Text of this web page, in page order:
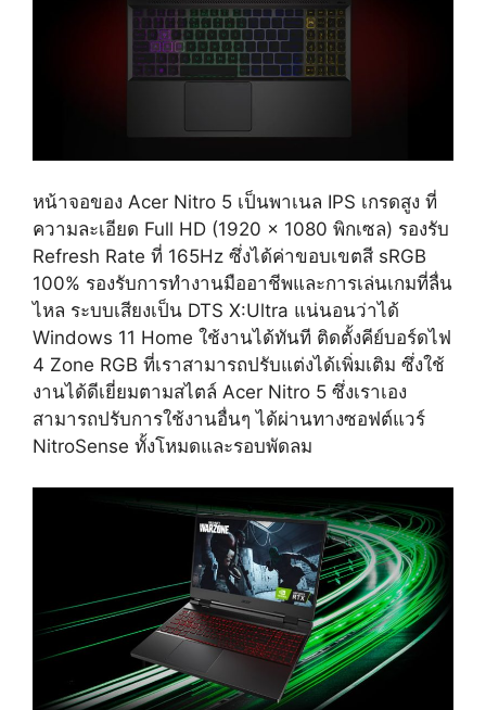
หน้าจอของ Acer Nitro 5 เป็นพาเนล IPS เกรดสูง ที่
ความละเอียด Full HD (1920 x 1080 พิกเซล) รองรับ
Refresh Rate ที่ 165Hz ซึ่งได้ค่าขอบเขตสี sRGB
100% รองรับการทำงานมืออาชีพและการเล่นเกมที่ลื่น
ไหล ระบบเสียงเป็น DTS X:Ultra แน่นอนว่าได้
Windows 11 Home ใช้งานได้ทันที ติดตั้งคีย์บอร์ดไฟ
4 Zone RGB ที่เราสามารถปรับแต่งได้เพิ่มเติม ซึ่งใช้
งานได้ดีเยี่ยมตามสไตล์ Acer Nitro 5 ซึ่งเราเอง
สามารถปรับการใช้งานอื่นๆ ได้ผ่านทางซอฟต์แวร์
NitroSense ทั้งโหมดและรอบพัดลม